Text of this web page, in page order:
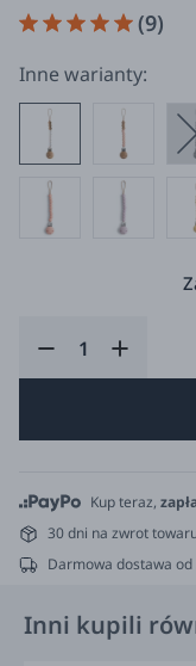
(9)
Inne warianty:
Kup teraz,
30 dni na zwrot
Darmowa dostawa od
Inni kupili